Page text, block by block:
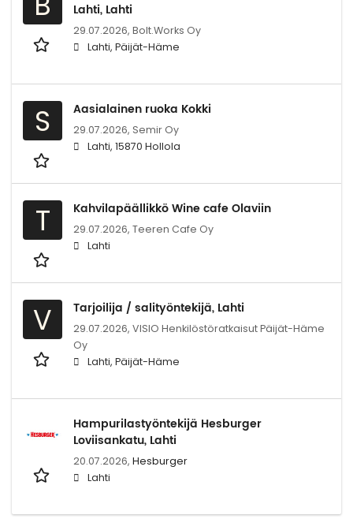
Lahti, Lahti
29.07.2026, Bolt.Works Oy
Lahti, Päijät-Häme
S Aasialainen ruoka Kokki
29.07.2026, Semir Oy
Lahti, 15870 Hollola
T Kahvilapäällikkö Wine cafe Olaviin
29.07.2026, Teeren Cafe Oy
Lahti
V Tarjoilija / salityöntekijä, Lahti
29.07.2026, VISIO Henkilöstöratkaisut Päijät-Häme
Oy
Lahti, Päijät-Häme
Hampurilastyöntekijä Hesburger
Loviisankatu, Lahti
20.07.2026, Hesburger
Lahti